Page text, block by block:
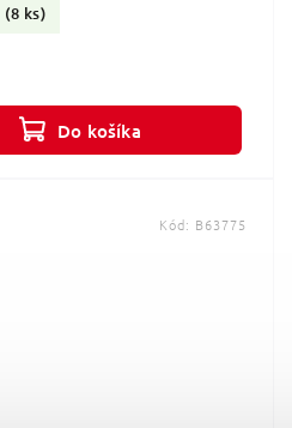
(8 ks)
Do košíka
Kód: B63775